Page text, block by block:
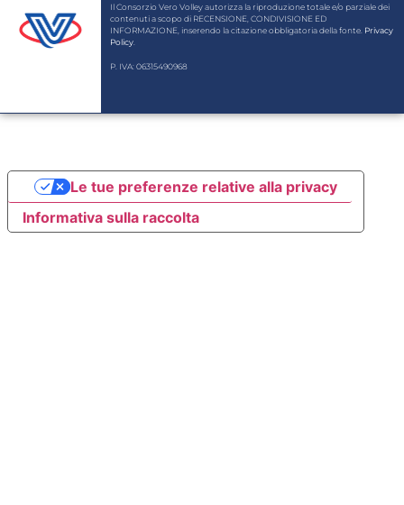
Il Consorzio Vero Volley autorizza la riproduzione totale e/o parziale dei
contenuti a scopo di RECENSIONE, CONDIVISIONE ED
INFORMAZIONE, inserendo la citazione obbligatoria della fonte. Privacy
Policy
P. IVA: 06315490968
Informativa sulla raccolta
Le tue preferenze relative alla privacy